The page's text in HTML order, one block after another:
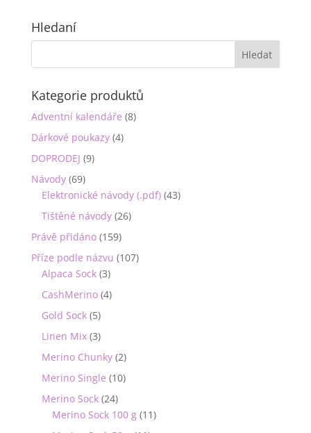
Hledaní
Kategorie produktů
Adventní kalendáře (8)
Dárkové poukazy (4)
DOPRODEJ (9)
Návody (69)
Elektronické návody (.pdf) (43)
Tištěné návody (26)
Právě přidáno (159)
Příze podle názvu (107)
Alpaca Sock (3)
CashMerino (4)
Gold Sock (5)
Linen Mix (3)
Merino Chunky (2)
Merino Single (10)
Merino Sock (24)
Merino Sock 100 g (11)